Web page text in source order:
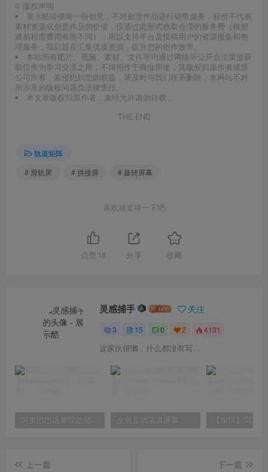
© 版权声明
展示酷珍视每一份创意，不对创意作品进行销售服务，标价不代表
素材资源或创意作品的价值，仅通过此形式收取合理的服务费（根据
难易程度费用有所不同），用以支持平台及投稿用户的资源搜集和整
理服务，我们旨在汇集优质资源，提升您的创作效率。
本站所有图片、视频、素材、文件等均通过网络等公开合法渠道获
取仅作为学习交流之用，不得用作于商业用途，其版权归原作者或原
公司所有，若侵犯到您的权益，请及时与我们联系删除，本网站不对
所涉及的版权问题负法律责任。
本文章版权归原作者，未经允许请勿转载 。
THE END
轨道矩阵
# 滑轨屏
# 拼接屏 # 旋转屏幕
喜欢就支持一下吧
点赞 18 分享 收藏
灵感捕手 关注
3 15 0 2 4131
这家伙很懒，什么都没有写...
阿里巴巴达摩院总部办公楼设计效果图（共78张） 全息互动演讲屏幕 透明竖屏 发布会立屏全透明交互
上一篇 下一篇